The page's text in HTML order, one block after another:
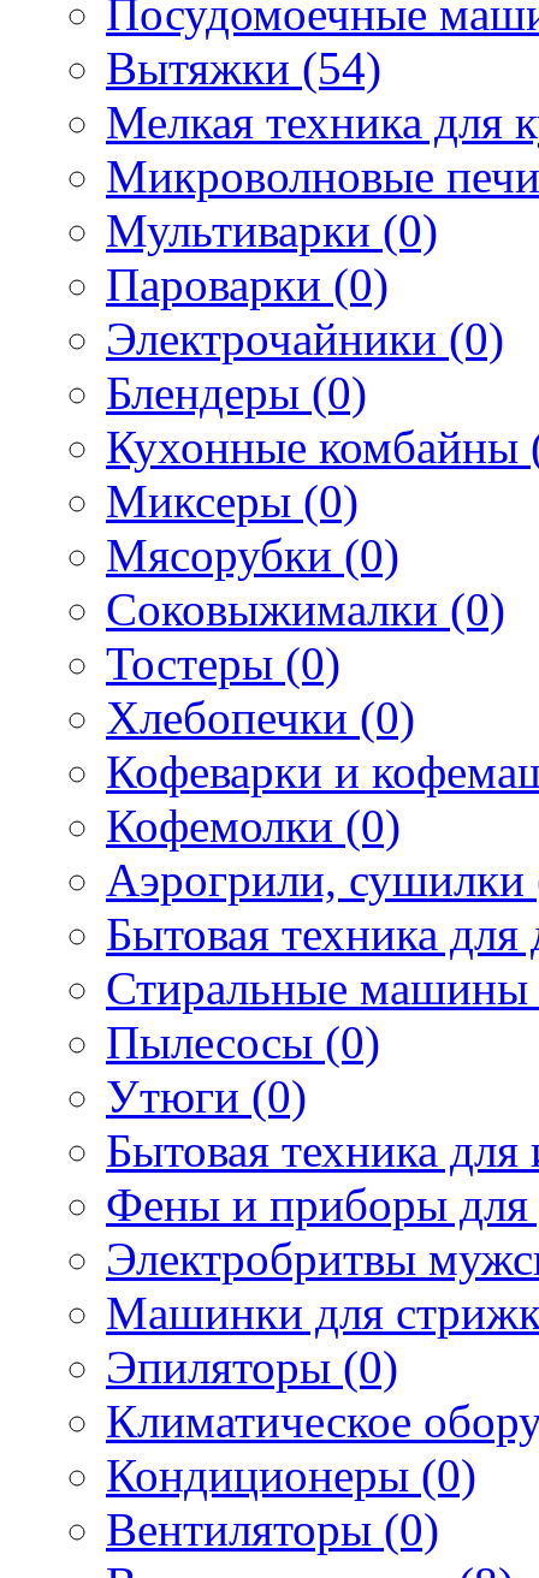
Посудомоечные
Вытяжки (54)
Мелкая техника для
Микроволновые
Мультиварки (0)
Пароварки (0)
Электрочайники (0)
Блендеры (0)
Кухонные комбайны
Миксеры (0)
Мясорубки (0)
Соковыжималки (0)
Тостеры (0)
Хлебопечки (0)
Кофеварки и
Кофемолки (0)
Аэрогрили, сушилки
Бытовая техника
Стиральные машины
Пылесосы (0)
Утюги (0)
Бытовая техника
Фены и приборы для
Электробритвы
Машинки для
Эпиляторы (0)
Климатическое
Кондиционеры (0)
Вентиляторы (0)